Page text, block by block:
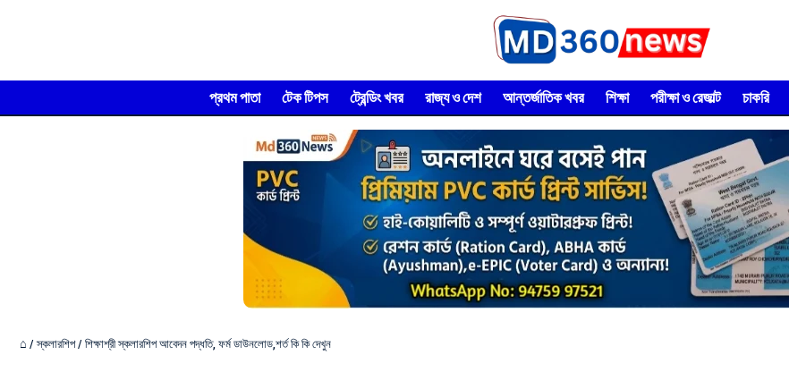
প্রথম পাতা টেক টিপস ট্রেন্ডিং খবর রাজ্য ও দেশ আন্তর্জাতিক খবর শিক্ষা পরীক্ষা ও রেজাল্ট চাকরি
⌂ /স্কলারশিপ/ শিক্ষাশ্রী স্কলারশিপ আবেদন পদ্ধতি, ফর্ম ডাউনলোড,শর্ত কি কি দেখুন